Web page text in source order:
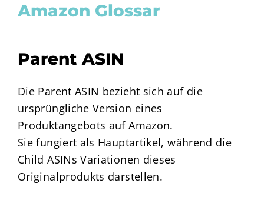
Über uns
Amazon Glossar
Parent ASIN
Die Parent ASIN bezieht sich auf die
ursprüngliche Version eines
Produktangebots auf Amazon.
Sie fungiert als Hauptartikel, während die
Child ASINs Variationen dieses
Originalprodukts darstellen.